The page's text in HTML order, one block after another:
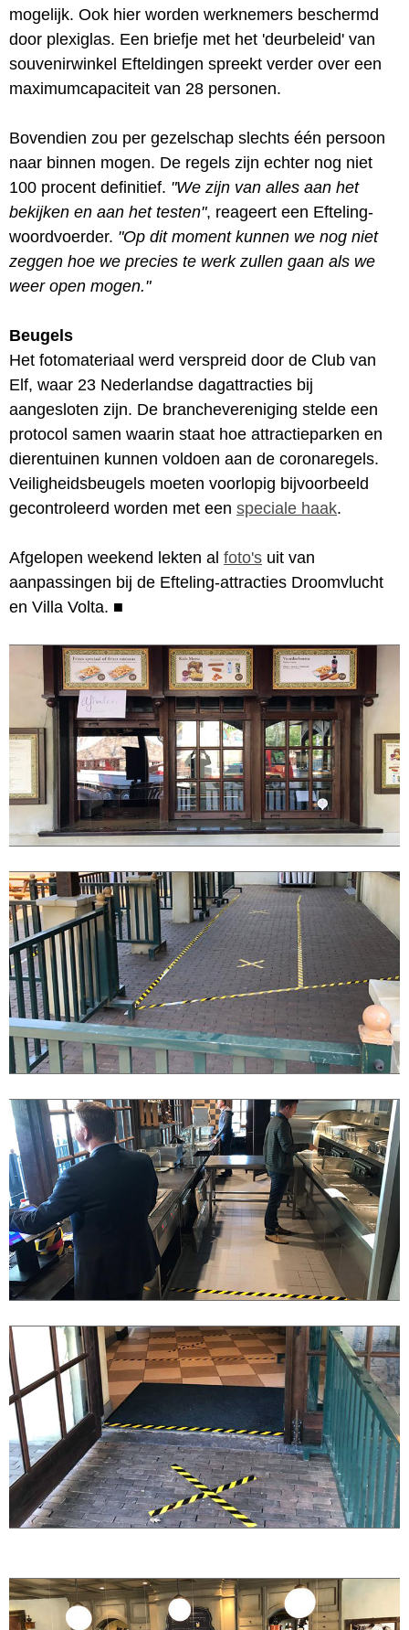
mogelijk. Ook hier worden werknemers beschermd
door plexiglas. Een briefje met het 'deurbeleid' van
souvenirwinkel Efteldingen spreekt verder over een
maximumcapaciteit van 28 personen.
Bovendien zou per gezelschap slechts één persoon
naar binnen mogen. De regels zijn echter nog niet
100 procent definitief. "We zijn van alles aan het
bekijken en aan het testen", reageert een Efteling-
woordvoerder. "Op dit moment kunnen we nog niet
zeggen hoe we precies te werk zullen gaan als we
weer open mogen."
Beugels
Het fotomateriaal werd verspreid door de Club van
Elf, waar 23 Nederlandse dagattracties bij
aangesloten zijn. De branchevereniging stelde een
protocol samen waarin staat hoe attractieparken en
dierentuinen kunnen voldoen aan de coronaregels.
Veiligheidsbeugels moeten voorlopig bijvoorbeeld
gecontroleerd worden met een speciale haak.
Afgelopen weekend lekten al foto's uit van
aanpassingen bij de Efteling-attracties Droomvlucht
en Villa Volta. ■